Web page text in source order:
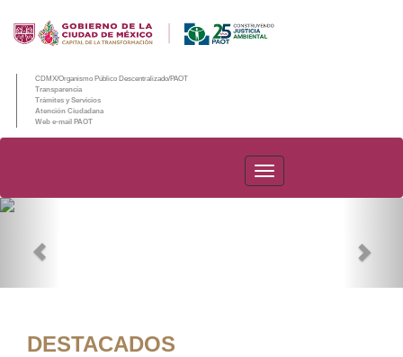
CDMX/Organismo Público Descentralizado/PAOT
Transparencia
Trámites y Servicios
Atención Ciudadana
Web e-mail PAOT
PAOT
DESTACADOS